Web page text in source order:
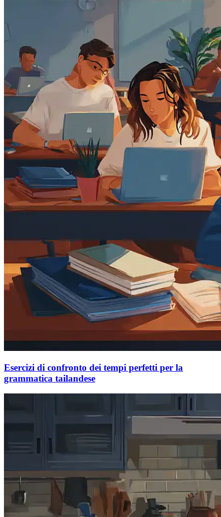
Esercizi di confronto dei tempi perfetti per la
grammatica tailandese